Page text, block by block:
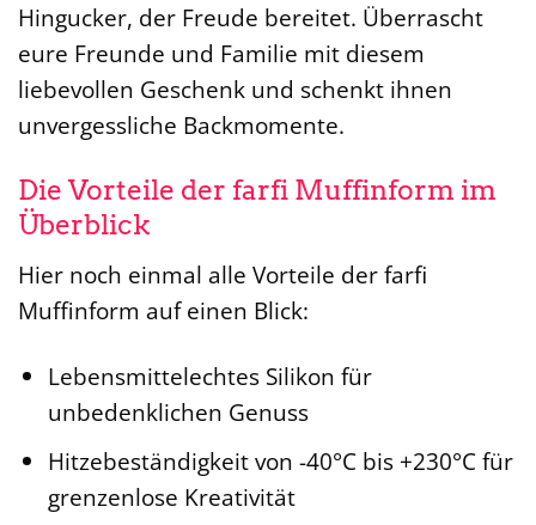
Hingucker, der Freude bereitet. Überrascht
eure Freunde und Familie mit diesem
liebevollen Geschenk und schenkt ihnen
unvergessliche Backmomente.
Die Vorteile der farfi Muffinform im
Überblick
Hier noch einmal alle Vorteile der farfi
Muffinform auf einen Blick:
Lebensmittelechtes Silikon für
unbedenklichen Genuss
Hitzebeständigkeit von -40°C bis +230°C für
grenzenlose Kreativität